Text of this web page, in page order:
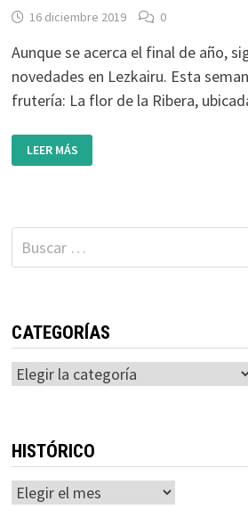
16 diciembre 2019 0
Aunque se acerca el final de año,
novedades en Lezkairu. Esta
frutería: La flor de la Ribera,
INAUGURACIÓN
DE
LA
LA
RIBERA:
ESTE
MIÉRCOLES
LEER MÁS
Buscar:
CATEGORÍAS
Categorías
HISTÓRICO
Histórico